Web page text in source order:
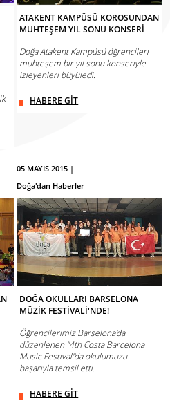
ATAKENT KAMPÜSÜ KOROSUNDAN
MUHTEŞEM YIL SONU KONSERİ
Doğa Atakent Kampüsü öğrencileri
muhteşem bir yıl sonu konseriyle
izleyenleri büyüledi.
HABERE GİT
05 MAYIS 2015 |
Doğa'dan Haberler
DOĞA OKULLARI BARSELONA
MÜZİK FESTİVALİ'NDE!
Öğrencilerimiz Barselona'da
düzenlenen ''4th Costa Barcelona
Music Festival''da okulumuzu
başarıyla temsil etti.
HABERE GİT